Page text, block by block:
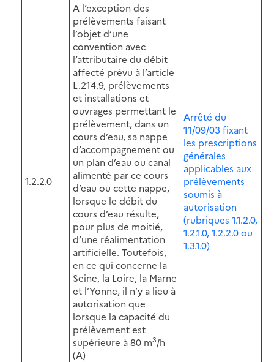
1.2.2.0
A l’exception des
prélèvements faisant
l’objet d’une
convention avec
l’attributaire du débit
affecté prévu à l’article
L.214.9, prélèvements
et installations et
ouvrages permettant le
prélèvement, dans un
cours d’eau, sa nappe
d’accompagnement ou
un plan d’eau ou canal
alimenté par ce cours
d’eau ou cette nappe,
lorsque le débit du
cours d’eau résulte,
pour plus de moitié,
d’une réalimentation
artificielle. Toutefois,
en ce qui concerne la
Seine, la Loire, la Marne
et l’Yonne, il n’y a lieu à
autorisation que
lorsque la capacité du
prélèvement est
supérieure à 80 m3/h
(A)
Arrêté du
11/09/03 fixant
les prescriptions
générales
applicables aux
prélèvements
soumis à
autorisation
(rubriques 1.1.2.0,
1.2.1.0, 1.2.2.0 ou
1.3.1.0)